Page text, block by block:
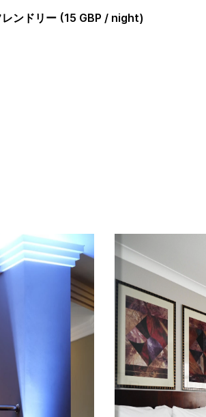
レンドリー (15 GBP / night)